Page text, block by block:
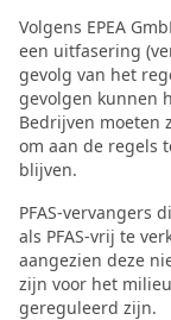
Volgens EPEA
een uitfasering
gevolg van het
gevolgen kunnen
Bedrijven moeten
om aan de regels
blijven.
PFAS-vervangers
als PFAS-vrij te
aangezien deze
zijn voor het
gereguleerd zijn.